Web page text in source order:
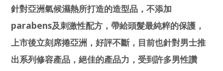
針對亞洲氣候濕熱所打造的造型品，不添加
parabens及刺激性配方，帶給頭髮最純粹的保護，
上市後立刻席捲亞洲，好評不斷，目前也針對男士推
出系列修容產品，絕佳的產品力，受到許多男性讚